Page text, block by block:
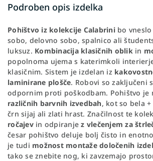
Podroben opis izdelka
Pohištvo iz kolekcije Calabrinibo vneslo
sobo, delovno sobo, spalnico ali
luksuz. Kombinacija klasičnih oblikin
popolnoma ujema s katerimkoli
klasičnim. Sistem je izdelan iz
laminirane plošče. Robovi so zaključeni s
odpornim proti poškodbam. Pohištvo je
različnih barvnih izvedbah, kot so bela
črn sijaj ali zlati hrast. Značilnost te
ročajevin odpiranjez vlečenjem za
česar pohištvo deluje bolj čisto in
je tudi možnost montaže določenih
tako se znebite nog, ki zavzemajo